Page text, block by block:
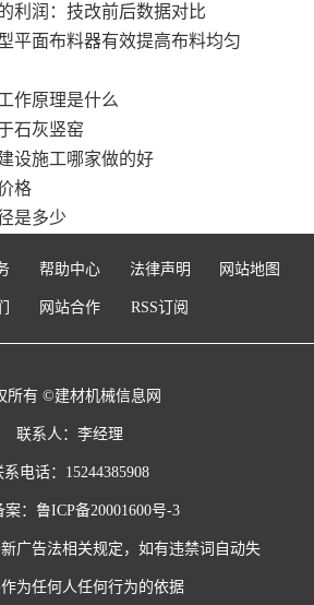
利润：技改前后数据对比
平面布料器有效提高布料均匀
作原理是什么
石灰竖窑
设施工哪家做的好
格
是多少
帮助中心 法律声明 网站地图
网站合作 RSS订阅
所有 ©建材机械信息网
联系人：李经理
系电话：15244385908
： 鲁ICP备20001600号-3
广告法相关规定，如有违禁词自动失
为任何人任何行为的依据